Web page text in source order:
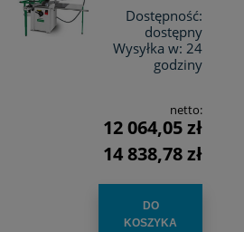
Dostępność:
dostępny
Wysyłka w: 24
godziny
netto:
12 064,05 zł
14 838,78 zł
DO
KOSZYKA